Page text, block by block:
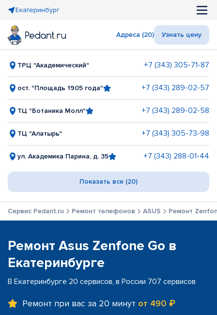
Екатеринбург
Адреса (20) Узнать цену
ТРЦ "Академический" +7 (343) 305-71-87
ост. "Площадь 1905 года" +7 (343) 289-02-57
ТЦ "Ботаника Молл" +7 (343) 289-02-58
ТЦ "Алатырь" +7 (343) 305-73-98
ул. Академика Парина, д. 35 +7 (343) 288-01-44
Показать все (20)
Сервис Pedant.ru Ремонт телефонов ASUS Ремонт
Ремонт Asus Zenfone Go в
Екатеринбурге
В Екатеринбурге 20 сервисов, в России 707 сервисов
Ремонт при вас за 20 минут от 490 ₽